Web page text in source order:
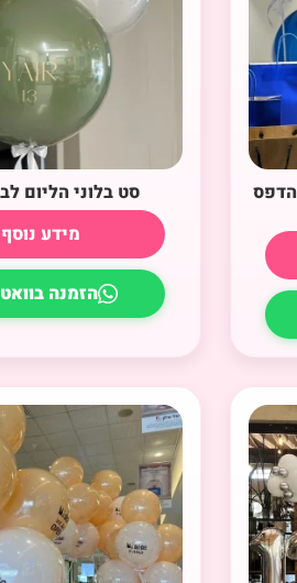
הדפס
סט בלוני הליום
מידע נוסף
הזמנה